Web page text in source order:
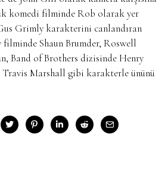
komedi filminde Rob olarak yer
Grimly karakterini canlandıran
Shaun Brumder, Roswell
Band of Brothers dizisinde Henry
Travis Marshall gibi karakterle ününü